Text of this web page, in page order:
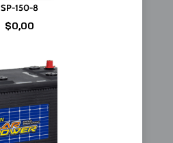
SP-150-8
$0,00